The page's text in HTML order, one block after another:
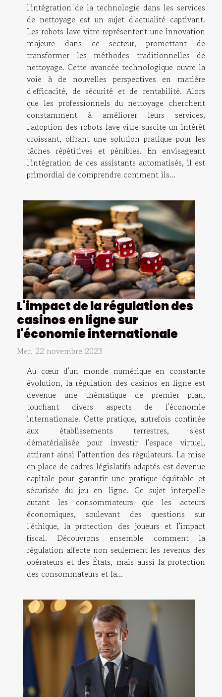
l'intégration de la technologie dans les services
de nettoyage est un sujet d'actualité captivant.
Les robots lave vitre représentent une innovation
majeure dans ce secteur, promettant de
transformer les méthodes traditionnelles de
nettoyage. Cette avancée technologique ouvre la
voie à de nouvelles perspectives en matière
d'efficacité, de sécurité et de rentabilité. Alors
que les professionnels du nettoyage cherchent
constamment à améliorer leurs services,
l'adoption des robots lave vitre suscite un intérêt
croissant, offrant une solution pratique pour les
tâches répétitives et pénibles. En envisageant
l'intégration de ces assistants automatisés, il est
primordial de comprendre comment ils...
L'impact de la régulation des
casinos en ligne sur
l'économie internationale
Mer. 22 novembre 2023
Au cœur d'un monde numérique en constante
évolution, la régulation des casinos en ligne est
devenue une thématique de premier plan,
touchant divers aspects de l'économie
internationale. Cette pratique, autrefois confinée
aux établissements terrestres, s'est
dématérialisée pour investir l'espace virtuel,
attirant ainsi l'attention des régulateurs. La mise
en place de cadres législatifs adaptés est devenue
capitale pour garantir une pratique équitable et
sécurisée du jeu en ligne. Ce sujet interpelle
autant les consommateurs que les acteurs
économiques, soulevant des questions sur
l'éthique, la protection des joueurs et l'impact
fiscal. Découvrons ensemble comment la
régulation affecte non seulement les revenus des
opérateurs et des États, mais aussi la protection
des consommateurs et la...